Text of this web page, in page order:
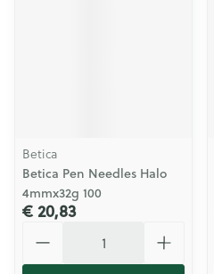
Betica
Betica Pen Needles Halo
4mmx32g 100
€ 20,83